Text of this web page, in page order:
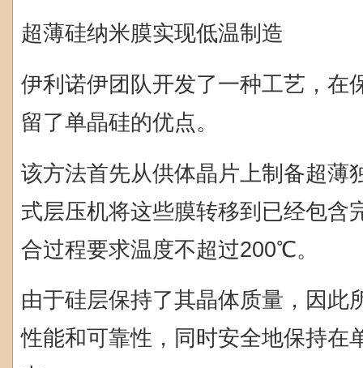
超薄硅纳米膜实现低温制造
伊利诺伊团队开发了一种工艺，在
留了单晶硅的优点。
该方法首先从供体晶片上制备超薄
式层压机将这些膜转移到已经包含
合过程要求温度不超过200℃。
由于硅层保持了其晶体质量，因此
性能和可靠性，同时安全地保持在